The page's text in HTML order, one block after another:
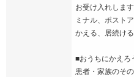
お受け入れしま
ミナル、ポスト
かえる、居続け
■おうちにかえろ
患者・家族のそ